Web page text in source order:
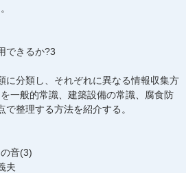
できるか?3
に分類し、それぞれに異なる情報収集方
一般的常識、建築設備の常識、腐食防
整理する方法を紹介する。
音(3)
夫